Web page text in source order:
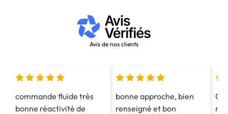
Avis de nos clients
commande fluide très
bonne réactivité de
bonne approche, bien
renseigné et bon